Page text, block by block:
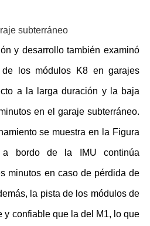
subterráneo
y desarrollo también examinó
los módulos K8 en garajes
a la larga duración y la baja
en el garaje subterráneo.
se muestra en la Figura
bordo de la IMU continúa
minutos en caso de pérdida de
la pista de los módulos de
y confiable que la del M1, lo que